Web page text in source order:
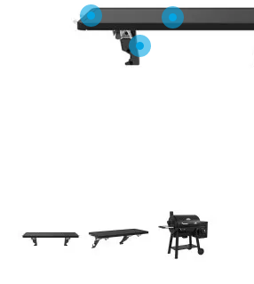
O NAS